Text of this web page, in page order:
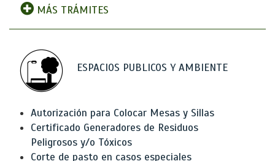
MÁS TRÁMITES
ESPACIOS PUBLICOS Y AMBIENTE
Autorización para Colocar Mesas y Sillas
Certificado Generadores de Residuos
Peligrosos y/o Tóxicos
Corte de pasto en casos especiales